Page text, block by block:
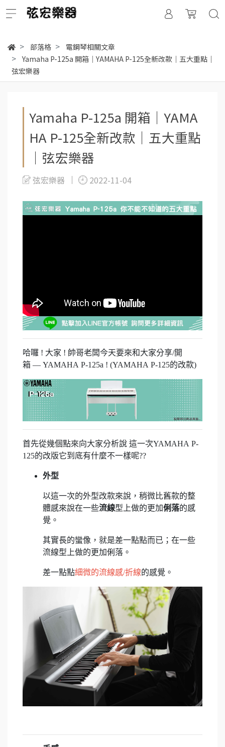
部落格
電鋼琴相關文章
Yamaha P-125a 開箱｜YAMAHA P-125全新改款｜五大重點｜
弦宏樂器
Yamaha P-125a 開箱｜YAMA
HA P-125全新改款｜五大重點
｜弦宏樂器
弦宏樂器 2022-11-04
哈囉 ! 大家 ! 帥哥老闆今天要來和大家分享/開
箱 — YAMAHA P-125a ! (YAMAHA P-125的改款)
首先從幾個點來向大家分析說 這一次YAMAHA P-
125的改版它到底有什麼不一樣呢??
外型
以這一次的外型改款來說，稍微比舊款的整
體感來說在一些流線型上做的更加俐落的感
覺。
其實長的蠻像，就是差一點點而已；在一些
流線型上做的更加俐落。
差一點點細微的流線感/折線的感覺。